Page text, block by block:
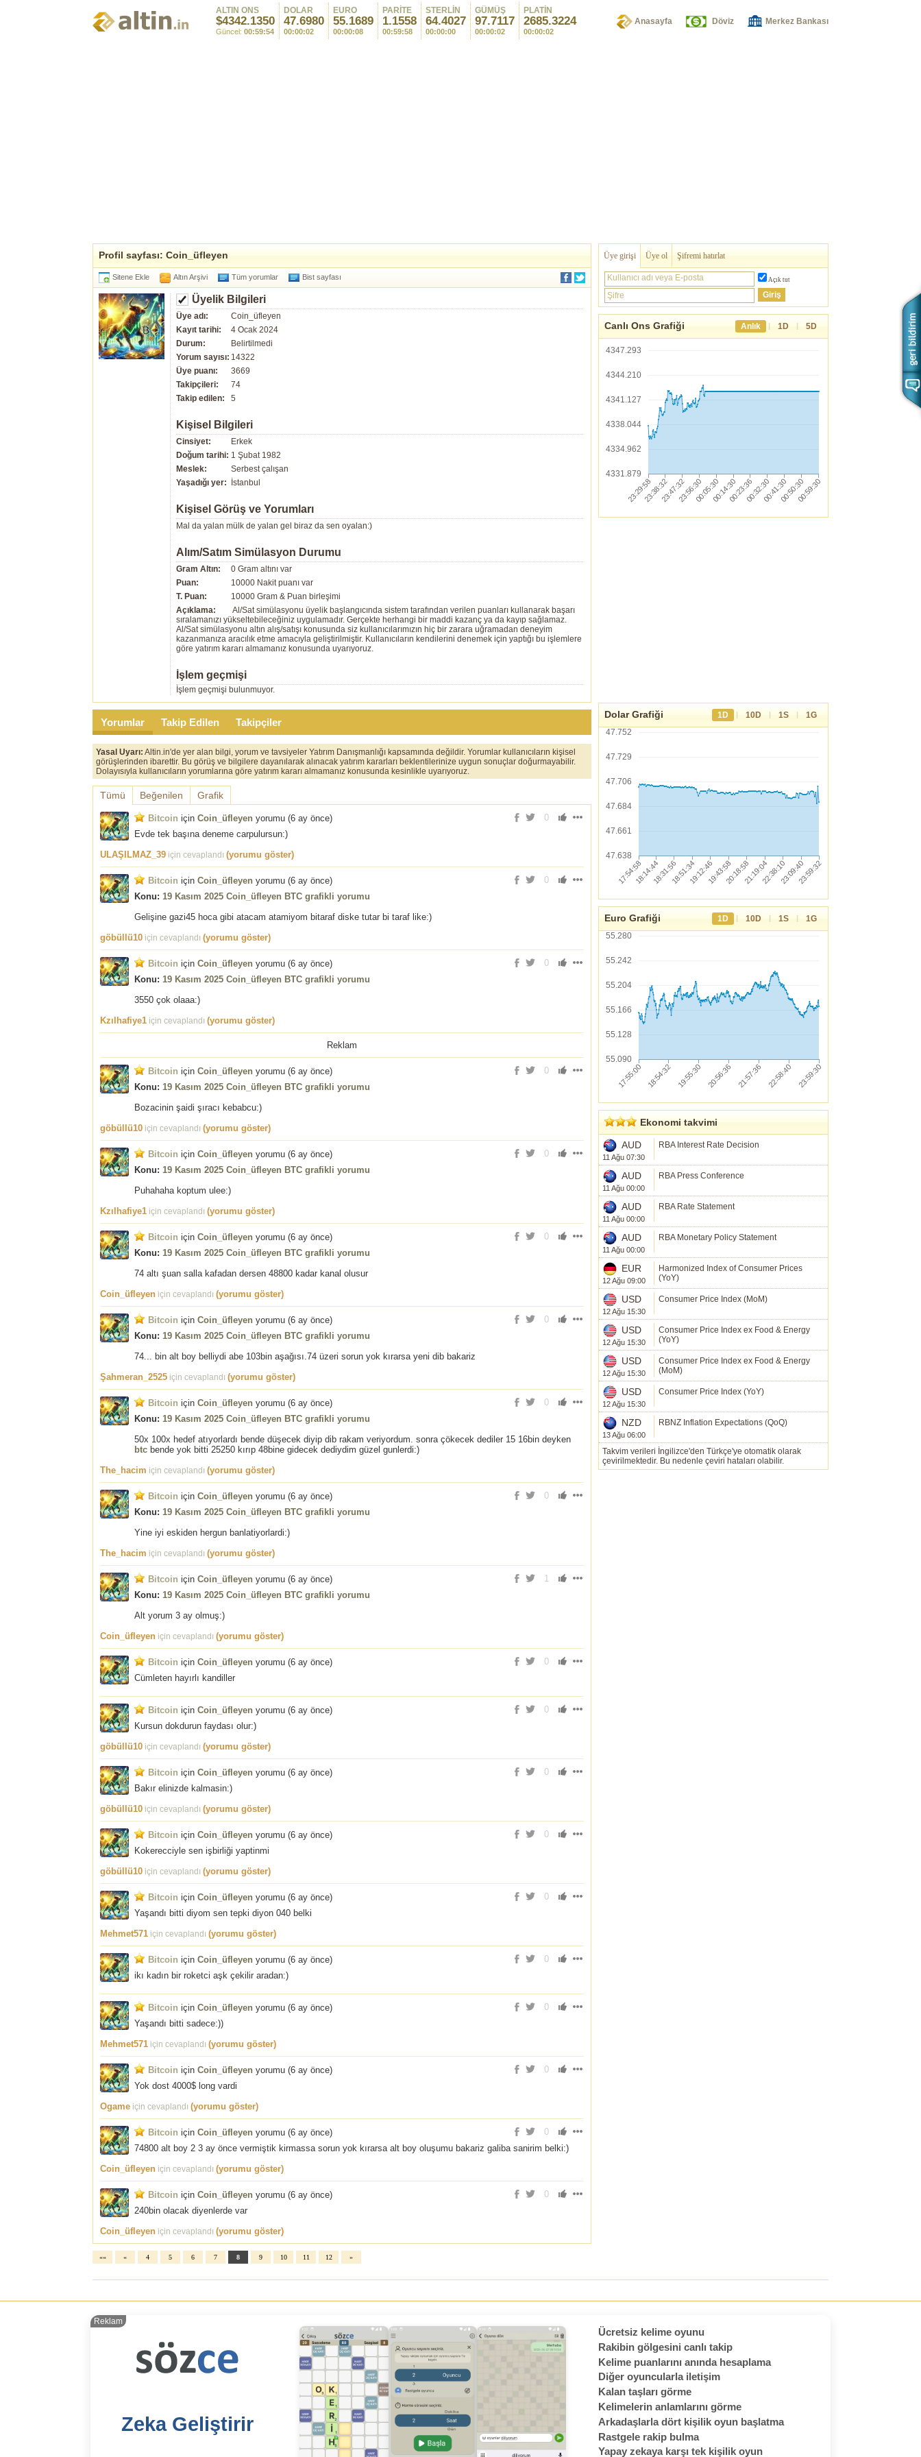
ALTIN ONS
$4342.1350
Güncel: 00:59:54
DOLAR
47.6980
00:00:02
EURO
55.1689
00:00:08
PARİTE
1.1558
00:59:58
STERLİN
64.4027
00:00:00
GÜMÜŞ
97.7117
00:00:02
PLATİN
2685.3224
00:00:02
Anasayfa Döviz Merkez Bankası
Profil sayfası: Coin_üfleyen
Sitene Ekle Altın Arşivi Tüm yorumlar Bist sayfası
Üyelik Bilgileri
Üye adı:
Coin_üfleyen
Kayıt tarihi:
4 Ocak 2024
Durum:
Belirtilmedi
Yorum sayısı: 14322
Üye puanı:
3669
Takipçileri:
74
Takip edilen:
5
Kişisel Bilgileri
Cinsiyet:
Erkek
Doğum tarihi: 1 Şubat 1982
Meslek:
Serbest çalışan
Yaşadığı yer:
İstanbul
Kişisel Görüş ve Yorumları
Mal da yalan mülk de yalan gel biraz da sen oyalan:)
Alım/Satım Simülasyon Durumu
Gram Altın:
0 Gram altını var
Puan:
10000 Nakit puanı var
T. Puan:
10000 Gram & Puan birleşimi
Açıklama:
Al/Sat simülasyonu üyelik başlangıcında sistem tarafından verilen puanları kullanarak başarı
sıralamanızı yükseltebileceğiniz uygulamadır. Gerçekte herhangi bir maddi kazanç ya da kayıp sağlamaz.
Al/Sat simülasyonu altın alış/satışı konusunda siz kullanıcılarımızın hiç bir zarara uğramadan deneyim
kazanmanıza aracılık etme amacıyla geliştirilmiştir. Kullanıcıların kendilerini denemek için yaptığı bu işlemlere
göre yatırım kararı almamanız konusunda uyarıyoruz.
İşlem geçmişi
İşlem geçmişi bulunmuyor.
Yorumlar Takip Edilen Takipçiler
Yasal Uyarı: Altin.in'de yer alan bilgi, yorum ve tavsiyeler Yatırım Danışmanlığı kapsamında değildir. Yorumlar kullanıcıların kişisel
görüşlerinden ibarettir. Bu görüş ve bilgilere dayanılarak alınacak yatırım kararları beklentilerinize uygun sonuçlar doğurmayabilir.
Dolayısıyla kullanıcıların yorumlarına göre yatırım kararı almamanız konusunda kesinlikle uyarıyoruz.
Tümü Beğenilen Grafik
0
Bitcoin için Coin_üfleyen yorumu (6 ay önce)
Evde tek başına deneme carpulursun:)
ULAŞILMAZ_39 için cevaplandı (yorumu göster)
0
Bitcoin için Coin_üfleyen yorumu (6 ay önce)
Konu: 19 Kasım 2025 Coin_üfleyen BTC grafikli yorumu
Gelişine gazi45 hoca gibi atacam atamiyom bitaraf diske tutar bi taraf like:)
göbüllü10 için cevaplandı (yorumu göster)
0
Bitcoin için Coin_üfleyen yorumu (6 ay önce)
Konu: 19 Kasım 2025 Coin_üfleyen BTC grafikli yorumu
3550 çok olaaa:)
Kzılhafiye1 için cevaplandı (yorumu göster)
Reklam
0
Bitcoin için Coin_üfleyen yorumu (6 ay önce)
Konu: 19 Kasım 2025 Coin_üfleyen BTC grafikli yorumu
Bozacinin şaidi şıracı kebabcu:)
göbüllü10 için cevaplandı (yorumu göster)
0
Bitcoin için Coin_üfleyen yorumu (6 ay önce)
Konu: 19 Kasım 2025 Coin_üfleyen BTC grafikli yorumu
Puhahaha koptum ulee:)
Kzılhafiye1 için cevaplandı (yorumu göster)
0
Bitcoin için Coin_üfleyen yorumu (6 ay önce)
Konu: 19 Kasım 2025 Coin_üfleyen BTC grafikli yorumu
74 altı şuan salla kafadan dersen 48800 kadar kanal olusur
Coin_üfleyen için cevaplandı (yorumu göster)
0
Bitcoin için Coin_üfleyen yorumu (6 ay önce)
Konu: 19 Kasım 2025 Coin_üfleyen BTC grafikli yorumu
74... bin alt boy belliydi abe 103bin aşağısı.74 üzeri sorun yok kırarsa yeni dib bakariz
Şahmeran_2525 için cevaplandı (yorumu göster)
0
Bitcoin için Coin_üfleyen yorumu (6 ay önce)
Konu: 19 Kasım 2025 Coin_üfleyen BTC grafikli yorumu
50x 100x hedef atıyorlardı bende düşecek diyip dib rakam veriyordum. sonra çökecek dediler 15 16bin deyken
btc bende yok bitti 25250 kırıp 48bine gidecek dediydim güzel gunlerdi:)
The_hacim için cevaplandı (yorumu göster)
0
Bitcoin için Coin_üfleyen yorumu (6 ay önce)
Konu: 19 Kasım 2025 Coin_üfleyen BTC grafikli yorumu
Yine iyi eskiden hergun banlatiyorlardi:)
The_hacim için cevaplandı (yorumu göster)
1
Bitcoin için Coin_üfleyen yorumu (6 ay önce)
Konu: 19 Kasım 2025 Coin_üfleyen BTC grafikli yorumu
Alt yorum 3 ay olmuş:)
Coin_üfleyen için cevaplandı (yorumu göster)
0
Bitcoin için Coin_üfleyen yorumu (6 ay önce)
Cümleten hayırlı kandiller
0
Bitcoin için Coin_üfleyen yorumu (6 ay önce)
Kursun dokdurun faydası olur:)
göbüllü10 için cevaplandı (yorumu göster)
0
Bitcoin için Coin_üfleyen yorumu (6 ay önce)
Bakır elinizde kalmasin:)
göbüllü10 için cevaplandı (yorumu göster)
0
Bitcoin için Coin_üfleyen yorumu (6 ay önce)
Kokerecciyle sen işbirliği yaptinmi
göbüllü10 için cevaplandı (yorumu göster)
0
Bitcoin için Coin_üfleyen yorumu (6 ay önce)
Yaşandı bitti diyom sen tepki diyon 040 belki
Mehmet571 için cevaplandı (yorumu göster)
0
Bitcoin için Coin_üfleyen yorumu (6 ay önce)
ikı kadın bir roketci aşk çekilir aradan:)
0
Bitcoin için Coin_üfleyen yorumu (6 ay önce)
Yaşandı bitti sadece:))
Mehmet571 için cevaplandı (yorumu göster)
0
Bitcoin için Coin_üfleyen yorumu (6 ay önce)
Yok dost 4000$ long vardi
Ogame için cevaplandı (yorumu göster)
0
Bitcoin için Coin_üfleyen yorumu (6 ay önce)
74800 alt boy 2 3 ay önce vermiştik kirmassa sorun yok kırarsa alt boy oluşumu bakariz galiba sanirim belki:)
Coin_üfleyen için cevaplandı (yorumu göster)
0
Bitcoin için Coin_üfleyen yorumu (6 ay önce)
240bin olacak diyenlerde var
Coin_üfleyen için cevaplandı (yorumu göster)
«« « 4 5 6 7 8 9 10 11 12 »
Üye girişi Üye ol Şifremi hatırlat
Kullanıcı adı veya E-posta Açık tut
Şifre
Canlı Ons Grafiği Anlık | 1D | 5D
4347.293
4344.210
4341.127
4338.044
4334.962
4331.879
Dolar Grafiği 1D | 10D | 1S |
1G
47.752
47.729
47.706
47.684
47.661
47.638
Euro Grafiği 1D | 10D | 1S |
1G
55.280
55.242
55.204
55.166
55.128
55.090
Ekonomi takvimi
AUD
11 Ağu 07:30
RBA Interest Rate Decision
AUD
11 Ağu 00:00
RBA Press Conference
AUD
11 Ağu 00:00
RBA Rate Statement
AUD
11 Ağu 00:00
RBA Monetary Policy Statement
EUR
12 Ağu 09:00
Harmonized Index of Consumer Prices
(YoY)
USD
12 Ağu 15:30
Consumer Price Index (MoM)
USD
12 Ağu 15:30
Consumer Price Index ex Food & Energy
(YoY)
USD
12 Ağu 15:30
Consumer Price Index ex Food & Energy
(MoM)
USD
12 Ağu 15:30
Consumer Price Index (YoY)
NZD
13 Ağu 06:00
RBNZ Inflation Expectations (QoQ)
Takvim verileri İngilizce'den Türkçe'ye otomatik olarak
çevirilmektedir. Bu nedenle çeviri hataları olabilir.
Zeka Geliştirir
Ücretsiz kelime oyunu
Rakibin gölgesini canlı takip
Kelime puanlarını anında hesaplama
Diğer oyuncularla iletişim
Kalan taşları görme
Kelimelerin anlamlarını görme
Arkadaşlarla dört kişilik oyun başlatma
Rastgele rakip bulma
Yapay zekaya karşı tek kişilik oyun
Reklam